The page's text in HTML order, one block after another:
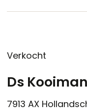
Verkocht
Ds
7913 AX